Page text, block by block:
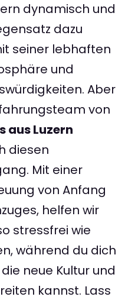
dynamisch und
dazu
seiner lebhaften
und
Aber
von
aus Luzern
diesen
Mit einer
von Anfang
helfen wir
stressfrei wie
während du dich
neue Kultur und
kannst. Lass